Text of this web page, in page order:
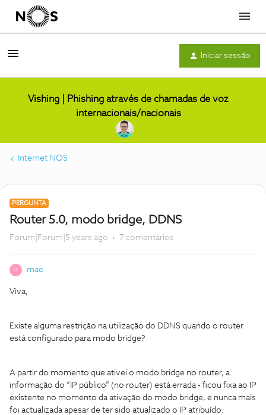
Menu
Iniciar sessão
Vishing | Phishing através de chamadas de voz
internacionais/nacionais
Internet NOS
PERGUNTA
Router 5.0, modo bridge, DDNS
Forum|Forum|5 years ago 7 comentários
M mao
Viva,
Existe alguma restrição na utilização do DDNS quando o router
está configurado para modo bridge?
A partir do momento que ativei o modo bridge no router, a
informação do “IP público” (no router) está errada - ficou fixa ao IP
existente no momento da ativação do modo bridge, e nunca mais
foi actualizada apesar de ter sido atualizado o IP atribuído.